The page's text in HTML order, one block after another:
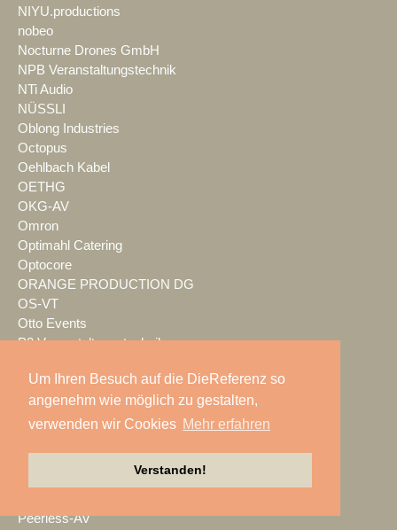
Um Ihren Besuch auf die DieReferenz so
angenehm wie möglich zu gestalten,
verwenden wir Cookies Mehr erfahren
Verstanden!
NIYU.productions
nobeo
Nocturne Drones GmbH
NPB Veranstaltungstechnik
NTi Audio
NÜSSLI
Oblong Industries
Octopus
Oehlbach Kabel
OETHG
OKG-AV
Omron
Optimahl Catering
Optocore
ORANGE PRODUCTION DG
OS-VT
Otto Events
P2 Veranstaltungstechnik
Palmer
PAM/events
Pan Acoustics
Peerless-AV